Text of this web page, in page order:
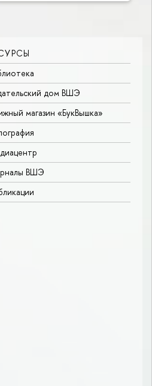
дом ВШЭ
магазин «БукВышка»
ВШЭ